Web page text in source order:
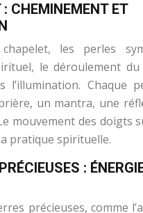
CHEMINEMENT ET
les perles
le déroulement
l’illumination. Chaque
un mantra, une
mouvement des doigts
pratique spirituelle.
:
précieuses, comme